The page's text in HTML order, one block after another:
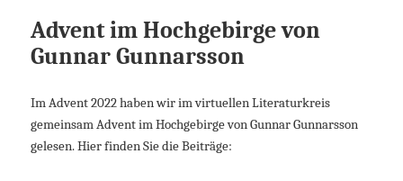
Advent im Hochgebirge von
Gunnar Gunnarsson
Im Advent 2022 haben wir im virtuellen Literaturkreis
gemeinsam Advent im Hochgebirge von Gunnar Gunnarsson
gelesen. Hier finden Sie die Beiträge: